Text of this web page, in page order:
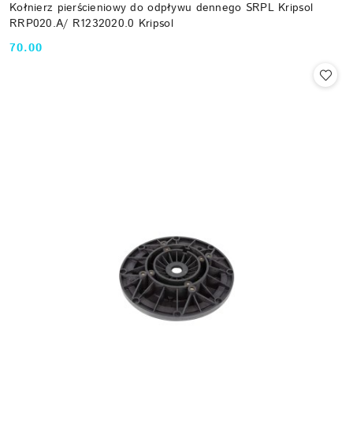
Kołnierz pierścieniowy do odpływu dennego SRPL Kripsol
RRP020.A/ R1232020.0 Kripsol
Cena:
70.00